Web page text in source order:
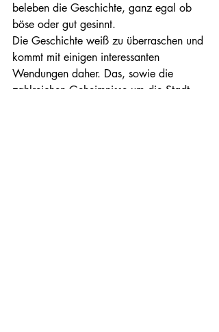
beleben die Geschichte, ganz egal ob
böse oder gut gesinnt.
Die Geschichte weiß zu überraschen und
kommt mit einigen interessanten
Wendungen daher. Das, sowie die
zahlreichen Geheimnisse um die Stadt